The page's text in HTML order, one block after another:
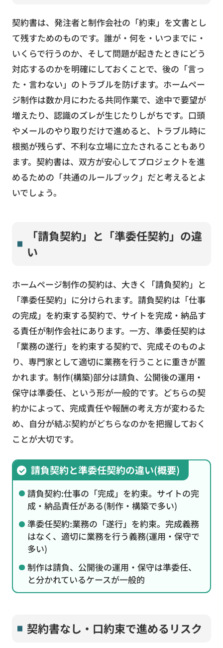
契約書は、発注者と制作会社の「約束」を文書とし
て残すためのものです。誰が・何を・いつまでに・
いくらで行うのか、そして問題が起きたときにどう
対応するのかを明確にしておくことで、後の「言っ
た・言わない」のトラブルを防げます。ホームペー
ジ制作は数か月にわたる共同作業で、途中で要望が
増えたり、認識のズレが生じたりしがちです。口頭
やメールのやり取りだけで進めると、トラブル時に
根拠が残らず、不利な立場に立たされることもあり
ます。契約書は、双方が安心してプロジェクトを進
めるための「共通のルールブック」だと考えるとよ
いでしょう。
「請負契約」と「準委任契約」の違
い
ホームページ制作の契約は、大きく「請負契約」と
「準委任契約」に分けられます。請負契約は「仕事
の完成」を約束する契約で、サイトを完成・納品す
る責任が制作会社にあります。一方、準委任契約は
「業務の遂行」を約束する契約で、完成そのものよ
り、専門家として適切に業務を行うことに重きが置
かれます。制作(構築)部分は請負、公開後の運用・
保守は準委任、という形が一般的です。どちらの契
約かによって、完成責任や報酬の考え方が変わるた
め、自分が結ぶ契約がどちらなのかを把握しておく
ことが大切です。
請負契約と準委任契約の違い(概要)
請負契約:仕事の「完成」を約束。サイトの完
成・納品責任がある(制作・構築で多い)
準委任契約:業務の「遂行」を約束。完成義務
はなく、適切に業務を行う義務(運用・保守で
多い)
制作は請負、公開後の運用・保守は準委任、
と分かれているケースが一般的
契約書なし・口約束で進めるリスク